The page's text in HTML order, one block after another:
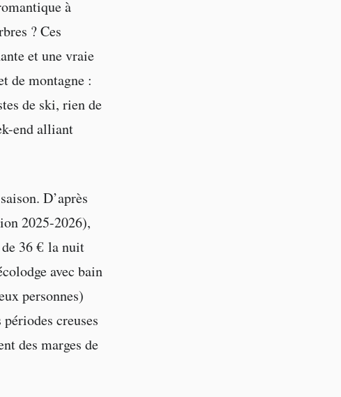
à
? Ces
et une vraie
de montagne :
de ski, rien de
end alliant
D’après
2025-2026),
de 36 € la nuit
avec bain
personnes)
creuses
des marges de